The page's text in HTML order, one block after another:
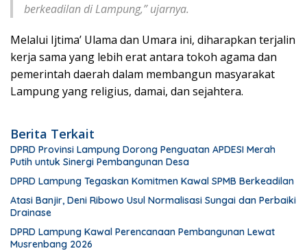
berkeadilan di Lampung,” ujarnya.
Melalui Ijtima’ Ulama dan Umara ini, diharapkan terjalin
kerja sama yang lebih erat antara tokoh agama dan
pemerintah daerah dalam membangun masyarakat
Lampung yang religius, damai, dan sejahtera.
Berita Terkait
DPRD Provinsi Lampung Dorong Penguatan APDESI Merah
Putih untuk Sinergi Pembangunan Desa
DPRD Lampung Tegaskan Komitmen Kawal SPMB Berkeadilan
Atasi Banjir, Deni Ribowo Usul Normalisasi Sungai dan Perbaiki
Drainase
DPRD Lampung Kawal Perencanaan Pembangunan Lewat
Musrenbang 2026